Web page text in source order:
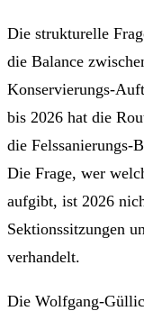
Die strukturelle
die Balance
Konservierungs-
bis 2026 hat die
die Felssanierungs-
Die Frage, wer
aufgibt, ist 2026
Sektionssitzungen
verhandelt.
Die Wolfgang-